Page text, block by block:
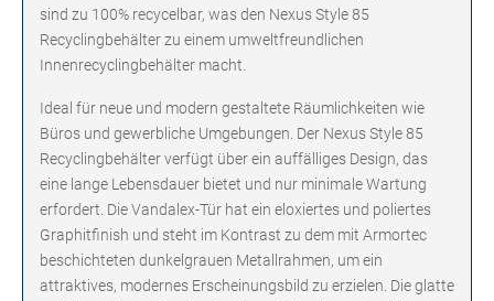
sind zu 100% recycelbar, was den Nexus Style 85
Recyclingbehälter zu einem umweltfreundlichen
Innenrecyclingbehälter macht.
Ideal für neue und modern gestaltete Räumlichkeiten wie
Büros und gewerbliche Umgebungen. Der Nexus Style 85
Recyclingbehälter verfügt über ein auffälliges Design, das
eine lange Lebensdauer bietet und nur minimale Wartung
erfordert. Die Vandalex-Tür hat ein eloxiertes und poliertes
Graphitfinish und steht im Kontrast zu dem mit Armortec
beschichteten dunkelgrauen Metallrahmen, um ein
attraktives, modernes Erscheinungsbild zu erzielen. Die glatte